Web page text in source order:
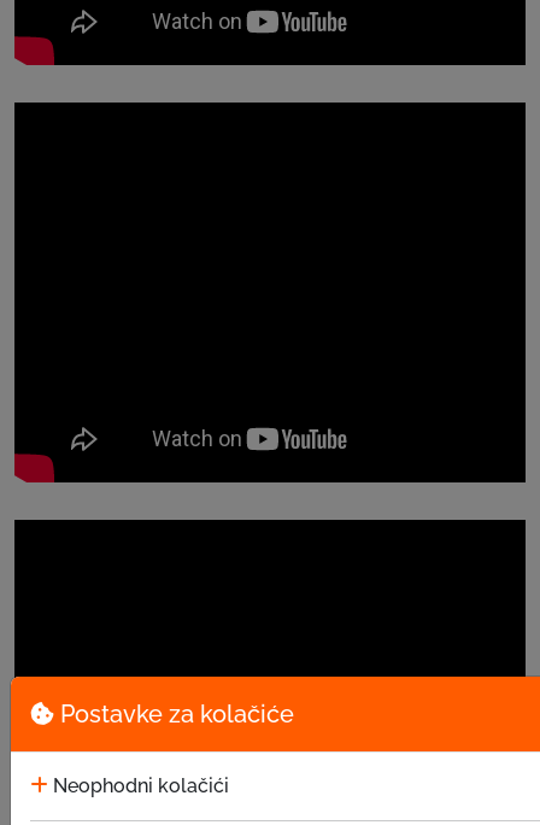
Postavke za kolačiće
Neophodni kolačići